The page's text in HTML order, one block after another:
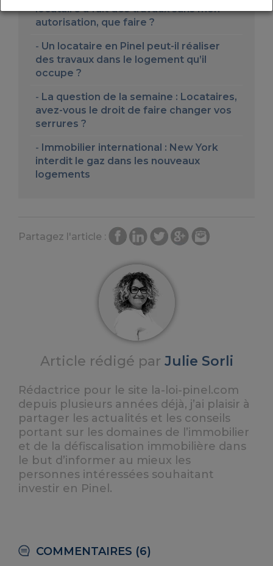
locataire a fait des travaux sans mon
autorisation, que faire ?
Un locataire en Pinel peut-il réaliser
des travaux dans le logement qu’il
occupe ?
La question de la semaine : Locataires,
avez-vous le droit de faire changer vos
serrures ?
Immobilier international : New York
interdit le gaz dans les nouveaux
logements
Partagez l'article :
Article rédigé par Julie Sorli
Rédactrice pour le site la-loi-pinel.com
depuis plusieurs années déjà, j’ai plaisir à
partager les actualités et les conseils
portant sur les domaines de l’immobilier
et de la défiscalisation immobilière dans
le but d’informer au mieux les
personnes intéressées souhaitant
investir en Pinel.
COMMENTAIRES (6)